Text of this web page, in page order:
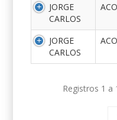
JORGE
CARLOS
JORGE
CARLOS
Registros 1 a